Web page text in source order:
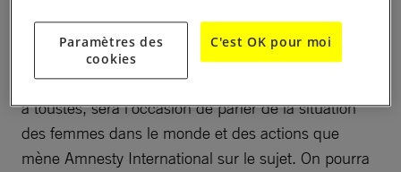
droits des femmes, le groupe local d’Amnesty
international vous propose un café débat autour du
droit des femmes à l’international. Le débat , ouvert
à toustes, sera l’occasion de parler de la situation
des femmes dans le monde et des actions que
mène Amnesty International sur le sujet. On pourra
Paramètres des
cookies
C'est OK pour moi